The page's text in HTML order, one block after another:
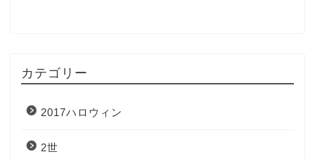
カテゴリー
2017ハロウィン
2世